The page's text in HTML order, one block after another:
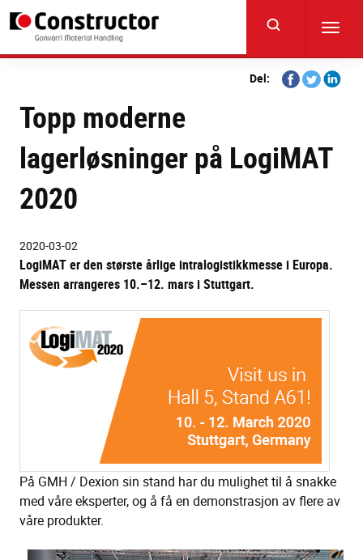
content
Del:
Share
on
Share
on
Share
Topp moderne
lagerløsninger på LogiMAT
2020
2020-03-02
LogiMAT er den største årlige intralogistikkmesse i Europa.
Messen arrangeres 10.–12. mars i Stuttgart.
På GMH / Dexion sin stand har du mulighet til å snakke
med våre eksperter, og å få en demonstrasjon av flere av
våre produkter.